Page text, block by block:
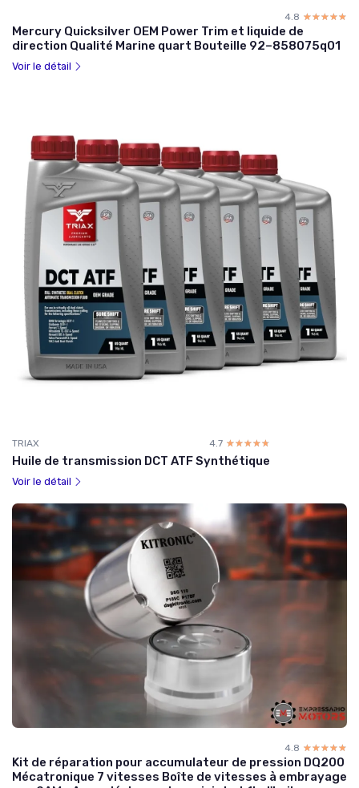
4.8 ☆☆☆☆☆
★★★★★
Mercury Quicksilver OEM Power Trim et liquide de
direction Qualité Marine quart Bouteille 92–858075q01
Voir le détail
TRIAX 4.7 ☆☆☆☆☆
★★★★★
Huile de transmission DCT ATF Synthétique
Voir le détail
4.8 ☆☆☆☆☆
★★★★★
Kit de réparation pour accumulateur de pression DQ200
Mécatronique 7 vitesses Boîte de vitesses à embrayage